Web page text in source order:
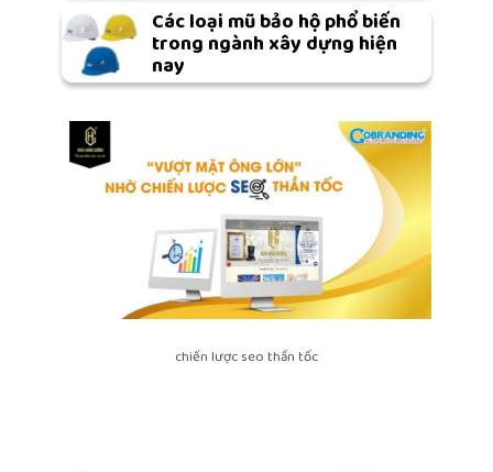
Các loại mũ bảo hộ phổ biến
trong ngành xây dựng hiện
nay
chiến lược seo thần tốc